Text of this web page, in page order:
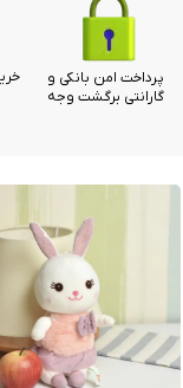
پرداخت امن بانکی و
گارانتی برگشت وجه